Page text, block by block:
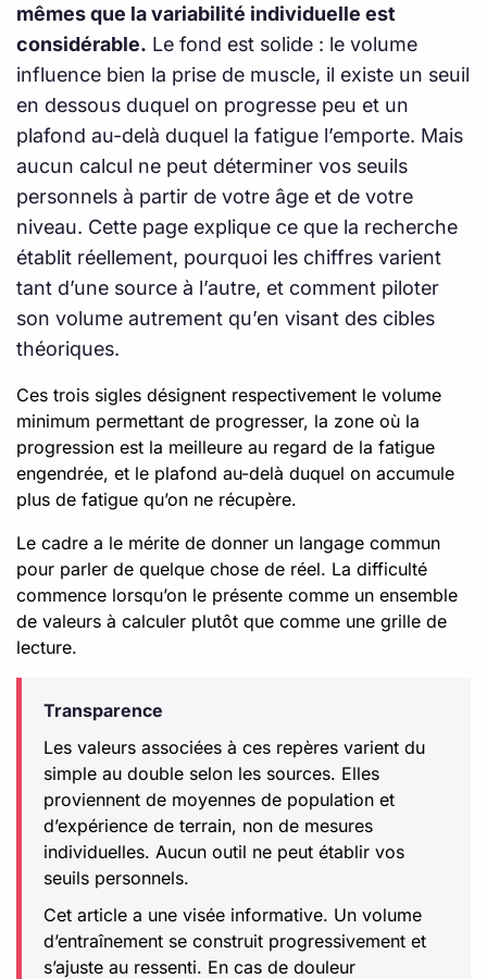
mêmes que la variabilité individuelle est
considérable. Le fond est solide : le volume
influence bien la prise de muscle, il existe un seuil
en dessous duquel on progresse peu et un
plafond au-delà duquel la fatigue l’emporte. Mais
aucun calcul ne peut déterminer vos seuils
personnels à partir de votre âge et de votre
niveau. Cette page explique ce que la recherche
établit réellement, pourquoi les chiffres varient
tant d’une source à l’autre, et comment piloter
son volume autrement qu’en visant des cibles
théoriques.
Ces trois sigles désignent respectivement le volume
minimum permettant de progresser, la zone où la
progression est la meilleure au regard de la fatigue
engendrée, et le plafond au-delà duquel on accumule
plus de fatigue qu’on ne récupère.
Le cadre a le mérite de donner un langage commun
pour parler de quelque chose de réel. La difficulté
commence lorsqu’on le présente comme un ensemble
de valeurs à calculer plutôt que comme une grille de
lecture.
Transparence
Les valeurs associées à ces repères varient du
simple au double selon les sources. Elles
proviennent de moyennes de population et
d’expérience de terrain, non de mesures
individuelles. Aucun outil ne peut établir vos
seuils personnels.
Cet article a une visée informative. Un volume
d’entraînement se construit progressivement et
s’ajuste au ressenti. En cas de douleur